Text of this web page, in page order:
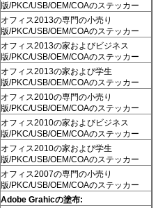
版/PKC/USB/OEM/COAのステッカー
オフィス2013の専門の小売り
版/PKC/USB/OEM/COAのステッカー
オフィス2013の家およびビジネス
版/PKC/USB/OEM/COAのステッカー
オフィス2013の家および学生
版/PKC/USB/OEM/COAのステッカー
オフィス2010の専門の小売り
版/PKC/USB/OEM/COAのステッカー
オフィス2010の家およびビジネス
版/PKC/USB/OEM/COAのステッカー
オフィス2010の家および学生
版/PKC/USB/OEM/COAのステッカー
オフィス2007の専門の小売り
版/PKC/USB/OEM/COAのステッカー
Adobe Grahicの塗布: